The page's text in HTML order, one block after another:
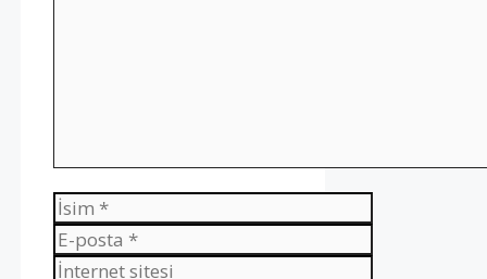
İsim
E-
posta
İnternet